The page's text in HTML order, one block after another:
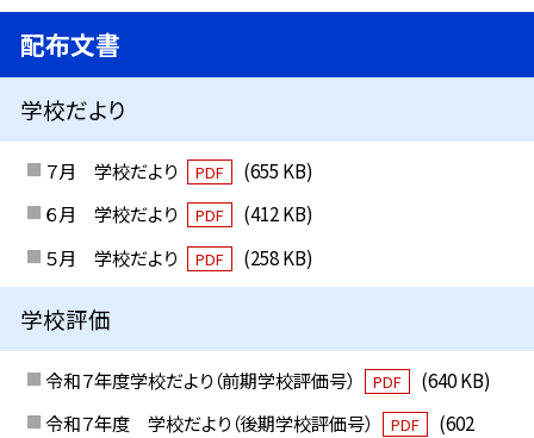
配布文書
学校だより
７月 学校だより PDF
(655 KB)
６月 学校だより
PDF
(412 KB)
５月 学校だより
PDF (258 KB)
学校評価
令和７年度学校だより（前期学校評価号） PDF
(640 KB)
令和７年度 学校だより（後期学校評価号）
PDF
(602